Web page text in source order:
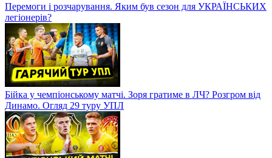
Перемоги і розчарування. Яким був сезон для УКРАЇНСЬКИХ
легіонерів?
Бійка у чемпіонському матчі. Зоря гратиме в ЛЧ? Розгром від
Динамо. Огляд 29 туру УПЛ